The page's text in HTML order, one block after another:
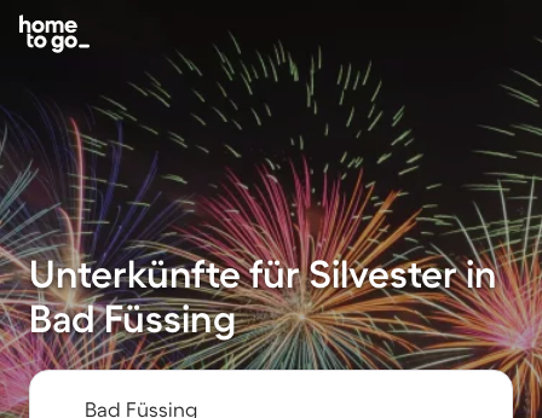
Unterkünfte für Silvester in
Bad Füssing